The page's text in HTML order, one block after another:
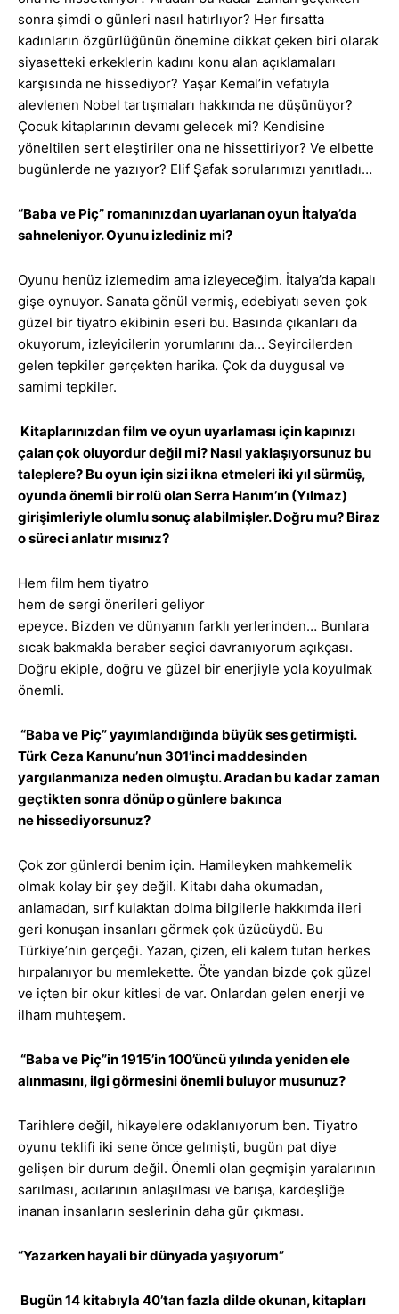
sonra şimdi o günleri nasıl hatırlıyor? Her fırsatta
kadınların özgürlüğünün önemine dikkat çeken biri olarak
siyasetteki erkeklerin kadını konu alan açıklamaları
karşısında ne hissediyor? Yaşar Kemal’in vefatıyla
alevlenen Nobel tartışmaları hakkında ne düşünüyor?
Çocuk kitaplarının devamı gelecek mi? Kendisine
yöneltilen sert eleştiriler ona ne hissettiriyor? Ve elbette
bugünlerde ne yazıyor? Elif Şafak sorularımızı yanıtladı…
“Baba ve Piç” romanınızdan uyarlanan oyun İtalya’da
sahneleniyor. Oyunu izlediniz mi?
Oyunu henüz izlemedim ama izleyeceğim. İtalya’da kapalı
gişe oynuyor. Sanata gönül vermiş, edebiyatı seven çok
güzel bir tiyatro ekibinin eseri bu. Basında çıkanları da
okuyorum, izleyicilerin yorumlarını da… Seyircilerden
gelen tepkiler gerçekten harika. Çok da duygusal ve
samimi tepkiler.
Kitaplarınızdan film ve oyun uyarlaması için kapınızı
çalan çok oluyordur değil mi? Nasıl yaklaşıyorsunuz bu
taleplere? Bu oyun için sizi ikna etmeleri iki yıl sürmüş,
oyunda önemli bir rolü olan Serra Hanım’ın (Yılmaz)
girişimleriyle olumlu sonuç alabilmişler. Doğru mu? Biraz
o süreci anlatır mısınız?
Hem film hem tiyatro
hem de sergi önerileri geliyor
epeyce. Bizden ve dünyanın farklı yerlerinden… Bunlara
sıcak bakmakla beraber seçici davranıyorum açıkçası.
Doğru ekiple, doğru ve güzel bir enerjiyle yola koyulmak
önemli.
“Baba ve Piç” yayımlandığında büyük ses getirmişti.
Türk Ceza Kanunu’nun 301’inci maddesinden
yargılanmanıza neden olmuştu. Aradan bu kadar zaman
geçtikten sonra dönüp o günlere bakınca
ne hissediyorsunuz?
Çok zor günlerdi benim için. Hamileyken mahkemelik
olmak kolay bir şey değil. Kitabı daha okumadan,
anlamadan, sırf kulaktan dolma bilgilerle hakkımda ileri
geri konuşan insanları görmek çok üzücüydü. Bu
Türkiye’nin gerçeği. Yazan, çizen, eli kalem tutan herkes
hırpalanıyor bu memlekette. Öte yandan bizde çok güzel
ve içten bir okur kitlesi de var. Onlardan gelen enerji ve
ilham muhteşem.
“Baba ve Piç”in 1915’in 100’üncü yılında yeniden ele
alınmasını, ilgi görmesini önemli buluyor musunuz?
Tarihlere değil, hikayelere odaklanıyorum ben. Tiyatro
oyunu teklifi iki sene önce gelmişti, bugün pat diye
gelişen bir durum değil. Önemli olan geçmişin yaralarının
sarılması, acılarının anlaşılması ve barışa, kardeşliğe
inanan insanların seslerinin daha gür çıkması.
“Yazarken hayali bir dünyada yaşıyorum”
Bugün 14 kitabıyla 40’tan fazla dilde okunan, kitapları